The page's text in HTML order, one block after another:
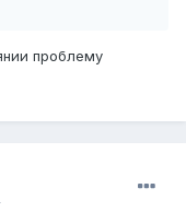
проблему